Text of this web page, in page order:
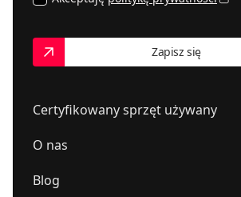
Certyfikowany sprzęt używany
O nas
Blog
Zapisz się